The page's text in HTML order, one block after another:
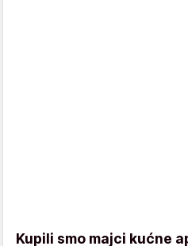
Kupili smo majci kućne